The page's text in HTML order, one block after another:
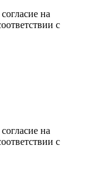
на
с
на
с